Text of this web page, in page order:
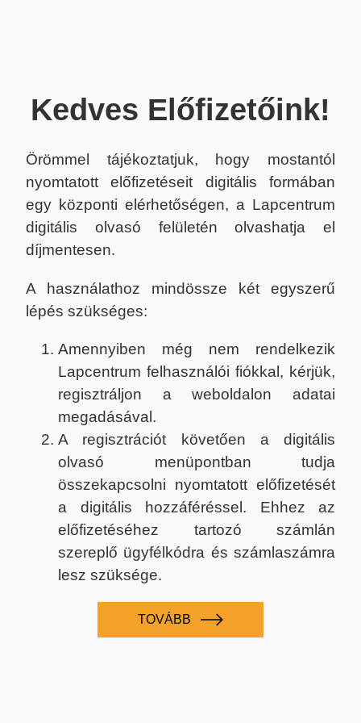
Kedves Előfizetőink!
Örömmel tájékoztatjuk, hogy mostantól
nyomtatott előfizetéseit digitális formában
egy központi elérhetőségen, a Lapcentrum
digitális olvasó felületén olvashatja el
díjmentesen.
A használathoz mindössze két egyszerű
lépés szükséges:
Amennyiben még nem rendelkezik
Lapcentrum felhasználói fiókkal, kérjük,
regisztráljon a weboldalon adatai
megadásával.
A regisztrációt követően a digitális
olvasó menüpontban tudja
összekapcsolni nyomtatott előfizetését
a digitális hozzáféréssel. Ehhez az
előfizetéséhez tartozó számlán
szereplő ügyfélkódra és számlaszámra
lesz szüksége.
TOVÁBB